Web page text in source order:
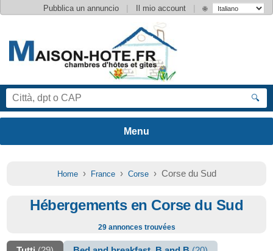
Pubblica un annuncio | Il mio account | 🌐
🔍
Home› France› Corse› Corse du Sud
Hébergements en Corse du Sud
29 annonces trouvées